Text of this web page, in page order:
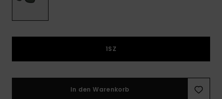
1SZ
In den Warenkorb